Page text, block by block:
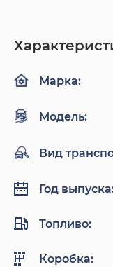
Марка:
Модель:
Вид
Год
Топливо:
Коробка: